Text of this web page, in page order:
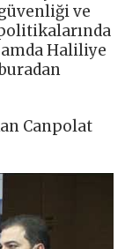
ve
Haliliye
Canpolat